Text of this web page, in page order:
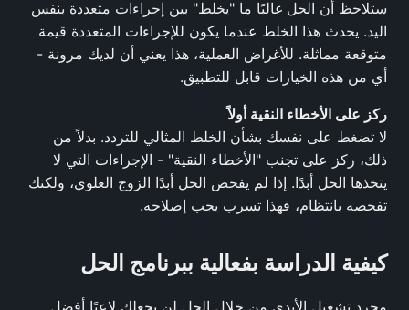
ستلاحظ أن الحل غالبًا ما "يخلط" بين إجراءات متعددة بنفس
اليد. يحدث هذا الخلط عندما يكون للإجراءات المتعددة قيمة
متوقعة مماثلة. للأغراض العملية، هذا يعني أن لديك مرونة -
أي من هذه الخيارات قابل للتطبيق.
ركز على الأخطاء النقية أولاً
لا تضغط على نفسك بشأن الخلط المثالي للتردد. بدلاً من
ذلك، ركز على تجنب "الأخطاء النقية" - الإجراءات التي لا
يتخذها الحل أبدًا. إذا لم يفحص الحل أبدًا الزوج العلوي، ولكنك
تفحصه بانتظام، فهذا تسرب يجب إصلاحه.
كيفية الدراسة بفعالية ببرنامج الحل
مجرد تشغيل الأيدي من خلال الحل لن يجعلك لاعبًا أفضل.